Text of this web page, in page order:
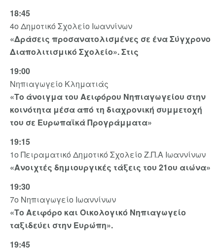
18:45
4ο Δημοτικό Σχολείο Ιωαννίνων
«Δράσεις προσανατολισμένες σε ένα Σύγχρονο
Διαπολιτισμικό Σχολείο». Στις
19:00
Νηπιαγωγείο Κληματιάς
«Το άνοιγμα του Αειφόρου Νηπιαγωγείου στην
κοινότητα μέσα από τη διαχρονική συμμετοχή
του σε Ευρωπαϊκά Προγράμματα»
19:15
1ο Πειραματικό Δημοτικό Σχολείο Ζ.Π.Α Ιωαννίνων
«Ανοιχτές δημιουργικές τάξεις του 21ου αιώνα»
19:30
7ο Νηπιαγωγείο Ιωαννίνων
«Το Αειφόρο και Οικολογικό Νηπιαγωγείο
ταξιδεύει στην Ευρώπη».
19:45